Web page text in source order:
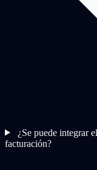
¿Se puede integrar
facturación?